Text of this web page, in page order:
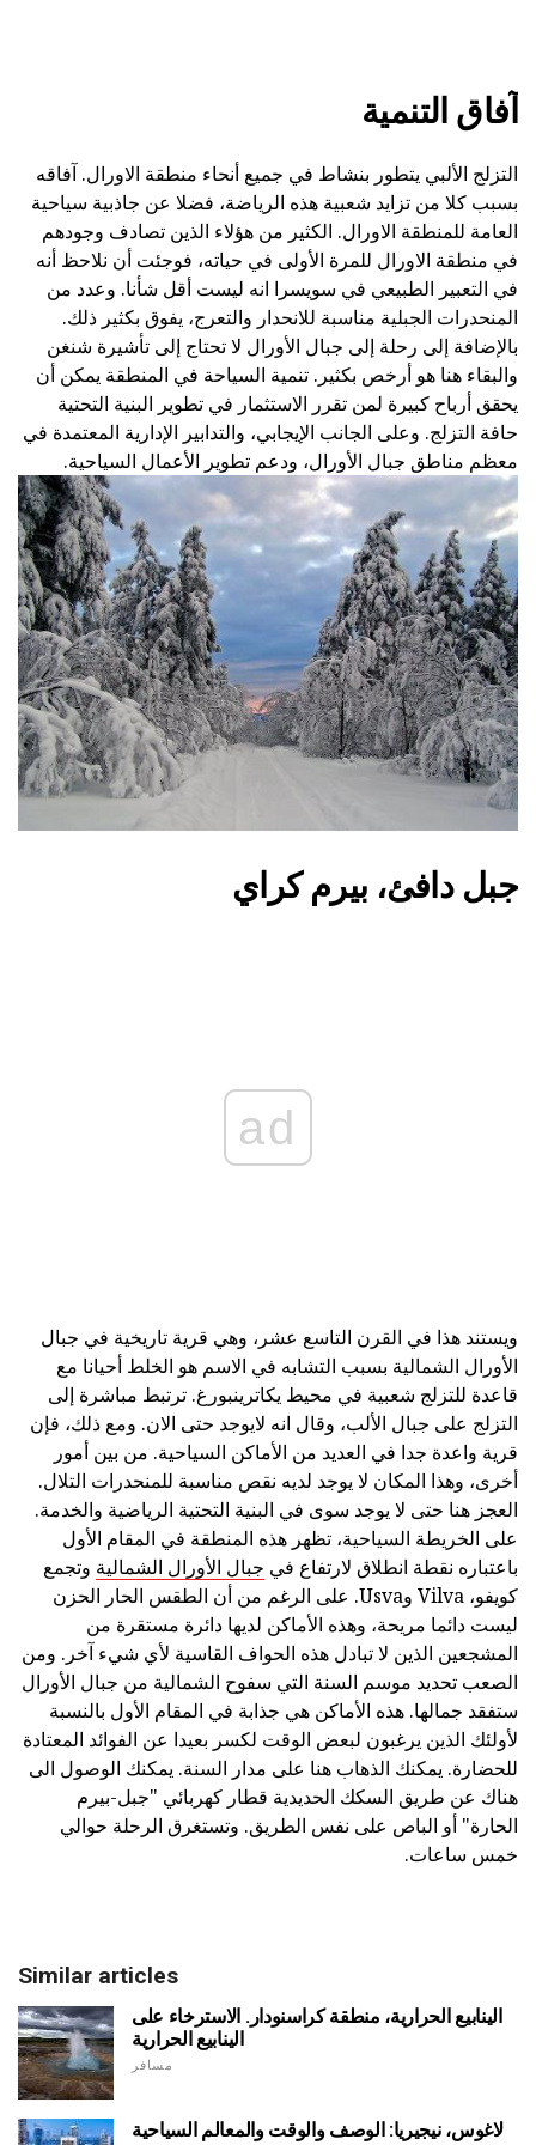
آفاق التنمية
التزلج الألبي يتطور بنشاط في جميع أنحاء منطقة الاورال. آفاقه
بسبب كلا من تزايد شعبية هذه الرياضة، فضلا عن جاذبية سياحية
العامة للمنطقة الاورال. الكثير من هؤلاء الذين تصادف وجودهم
في منطقة الاورال للمرة الأولى في حياته، فوجئت أن نلاحظ أنه
في التعبير الطبيعي في سويسرا انه ليست أقل شأنا. وعدد من
المنحدرات الجبلية مناسبة للانحدار والتعرج، يفوق بكثير ذلك.
بالإضافة إلى رحلة إلى جبال الأورال لا تحتاج إلى تأشيرة شنغن
والبقاء هنا هو أرخص بكثير. تنمية السياحة في المنطقة يمكن أن
يحقق أرباح كبيرة لمن تقرر الاستثمار في تطوير البنية التحتية
حافة التزلج. وعلى الجانب الإيجابي، والتدابير الإدارية المعتمدة في
معظم مناطق جبال الأورال، ودعم تطوير الأعمال السياحية.
جبل دافئ، بيرم كراي
ad
ويستند هذا في القرن التاسع عشر، وهي قرية تاريخية في جبال
الأورال الشمالية بسبب التشابه في الاسم هو الخلط أحيانا مع
قاعدة للتزلج شعبية في محيط يكاترينبورغ. ترتبط مباشرة إلى
التزلج على جبال الألب، وقال انه لايوجد حتى الان. ومع ذلك، فإن
قرية واعدة جدا في العديد من الأماكن السياحية. من بين أمور
أخرى، وهذا المكان لا يوجد لديه نقص مناسبة للمنحدرات التلال.
العجز هنا حتى لا يوجد سوى في البنية التحتية الرياضية والخدمة.
على الخريطة السياحية، تظهر هذه المنطقة في المقام الأول
باعتباره نقطة انطلاق لارتفاع في جبال الأورال الشمالية وتجمع
كويفو، Vilva وUsva. على الرغم من أن الطقس الحار الحزن
ليست دائما مريحة، وهذه الأماكن لديها دائرة مستقرة من
المشجعين الذين لا تبادل هذه الحواف القاسية لأي شيء آخر. ومن
الصعب تحديد موسم السنة التي سفوح الشمالية من جبال الأورال
ستفقد جمالها. هذه الأماكن هي جذابة في المقام الأول بالنسبة
لأولئك الذين يرغبون لبعض الوقت لكسر بعيدا عن الفوائد المعتادة
للحضارة. يمكنك الذهاب هنا على مدار السنة. يمكنك الوصول الى
هناك عن طريق السكك الحديدية قطار كهربائي "جبل-بيرم
الحارة" أو الباص على نفس الطريق. وتستغرق الرحلة حوالي
خمس ساعات.
Similar articles
الينابيع الحرارية، منطقة كراسنودار. الاسترخاء على
الينابيع الحرارية
مسافر
لاغوس، نيجيريا: الوصف والوقت والمعالم السياحية